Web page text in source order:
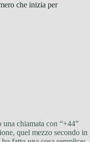
che inizia per
chiamata con “+44”
quel mezzo secondo in